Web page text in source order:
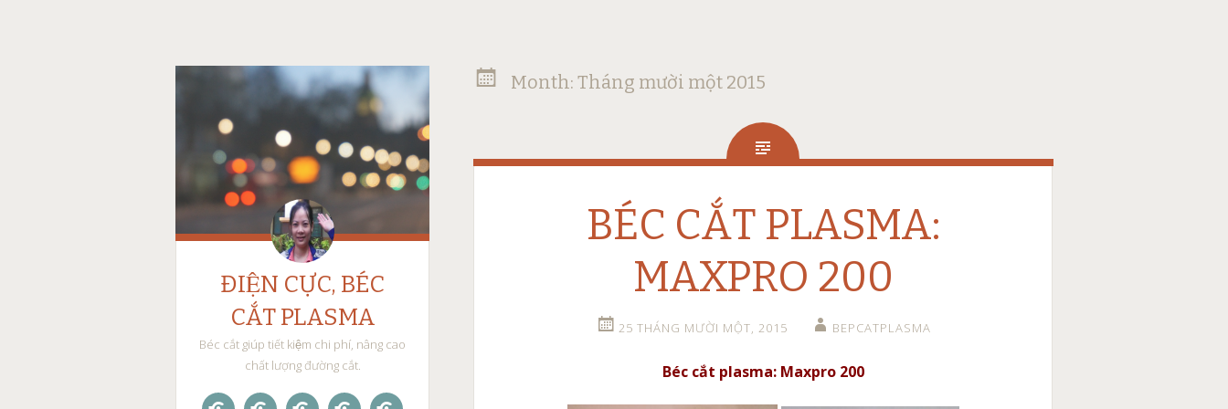
ĐIỆN CỰC, BÉC
CẮT PLASMA
Béc cắt giúp tiết kiệm chi phí, nâng cao
chất lượng đường cắt.
Month:Tháng mười một 2015
BÉC CẮT PLASMA:
MAXPRO 200
25 THÁNG MƯỜI MỘT, 2015 BEPCATPLASMA
Béc cắt plasma: Maxpro 200